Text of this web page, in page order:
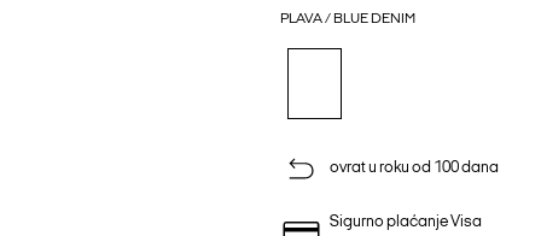
PLAVA / BLUE DENIM
ovrat u roku od 100 dana
Sigurno plaćanje Visa